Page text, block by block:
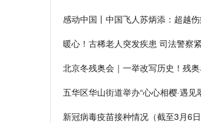
感动中国丨中国飞人苏炳添：超越
暖心！古稀老人突发疾患 司法警察
北京冬残奥会｜一举改写历史！残
五华区华山街道举办“心心相樱·遇见
新冠病毒疫苗接种情况（截至3月6日